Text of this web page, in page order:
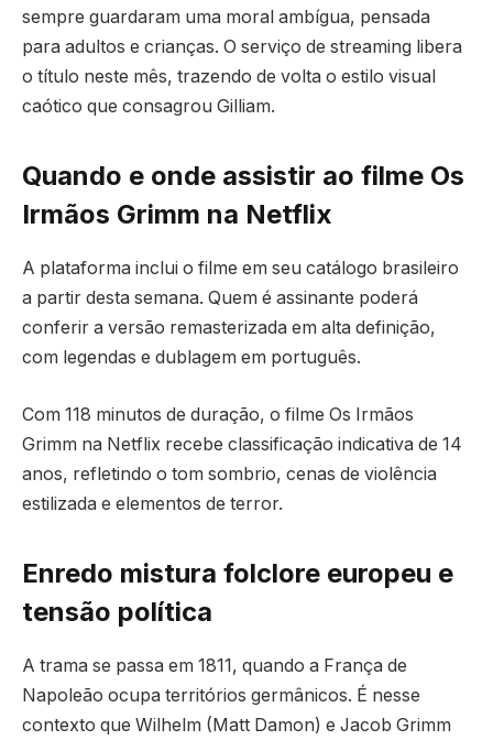
sempre guardaram uma moral ambígua, pensada
para adultos e crianças. O serviço de streaming libera
o título neste mês, trazendo de volta o estilo visual
caótico que consagrou Gilliam.
Quando e onde assistir ao filme Os
Irmãos Grimm na Netflix
A plataforma inclui o filme em seu catálogo brasileiro
a partir desta semana. Quem é assinante poderá
conferir a versão remasterizada em alta definição,
com legendas e dublagem em português.
Com 118 minutos de duração, o filme Os Irmãos
Grimm na Netflix recebe classificação indicativa de 14
anos, refletindo o tom sombrio, cenas de violência
estilizada e elementos de terror.
Enredo mistura folclore europeu e
tensão política
A trama se passa em 1811, quando a França de
Napoleão ocupa territórios germânicos. É nesse
contexto que Wilhelm (Matt Damon) e Jacob Grimm